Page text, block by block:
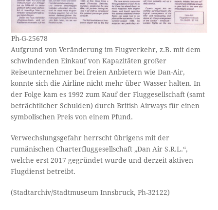
Ph-G-25678
Aufgrund von Veränderung im Flugverkehr, z.B. mit dem
schwindenden Einkauf von Kapazitäten großer
Reiseunternehmer bei freien Anbietern wie Dan-Air,
konnte sich die Airline nicht mehr über Wasser halten. In
der Folge kam es 1992 zum Kauf der Fluggesellschaft (samt
beträchtlicher Schulden) durch British Airways für einen
symbolischen Preis von einem Pfund.
Verwechslungsgefahr herrscht übrigens mit der
rumänischen Charterfluggesellschaft „Dan Air S.R.L.“,
welche erst 2017 gegründet wurde und derzeit aktiven
Flugdienst betreibt.
(Stadtarchiv/Stadtmuseum Innsbruck, Ph-32122)